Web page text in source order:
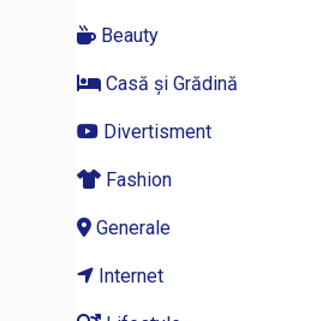
Beauty
Casă și Grădină
Divertisment
Fashion
Generale
Internet